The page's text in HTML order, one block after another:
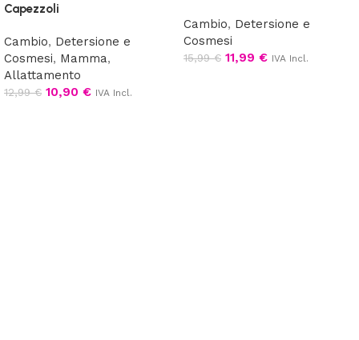
Capezzoli
Cambio, Detersione e
Cosmesi, Mamma,
Allattamento
12,99€ 10,90 € IVA Incl.
Cambio, Detersione e
Cosmesi
15,99€ 11,99 € IVA Incl.